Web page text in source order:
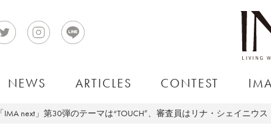
NEWS ARTICLES CONTEST
「IMA next」第30弾のテーマは“TOUCH”、審査員はリナ・シェイニウス